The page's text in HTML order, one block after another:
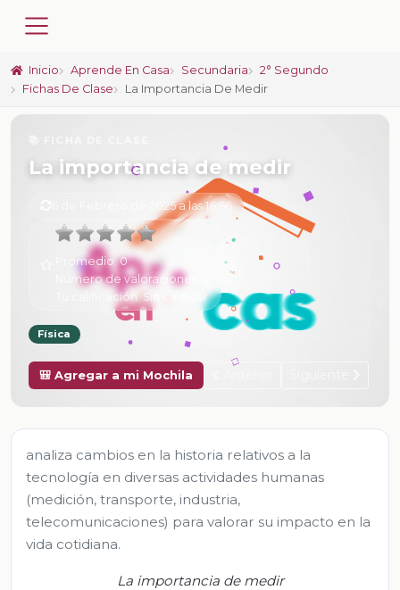
Inicio Aprende En Casa Secundaria
2° Segundo
Fichas De Clase
La Importancia De Medir
La importancia de medir
6 de Febrero de 2025 a las 16:56
Promedio:0
Número de valoraciones:
Tu calificación:Sin calificar
Física
🎒 Agregar a mi Mochila
analiza cambios en la historia relativos a la
tecnología en diversas actividades humanas
(medición, transporte, industria,
telecomunicaciones) para valorar su impacto en la
vida cotidiana.
La importancia de medir